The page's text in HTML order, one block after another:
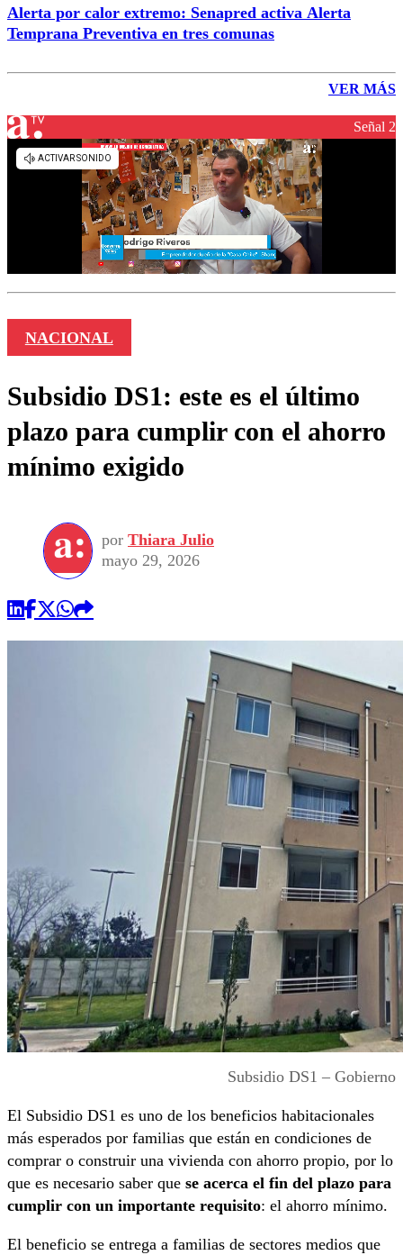
Alerta por calor extremo: Senapred activa Alerta
Temprana Preventiva en tres comunas
VER MÁS
Señal 2
NACIONAL
Subsidio DS1: este es el último
plazo para cumplir con el ahorro
mínimo exigido
por Thiara Julio
mayo 29, 2026
Subsidio DS1 – Gobierno
El Subsidio DS1 es uno de los beneficios habitacionales
más esperados por familias que están en condiciones de
comprar o construir una vivienda con ahorro propio, por lo
que es necesario saber que se acerca el fin del plazo para
cumplir con un importante requisito: el ahorro mínimo.
El beneficio se entrega a familias de sectores medios que